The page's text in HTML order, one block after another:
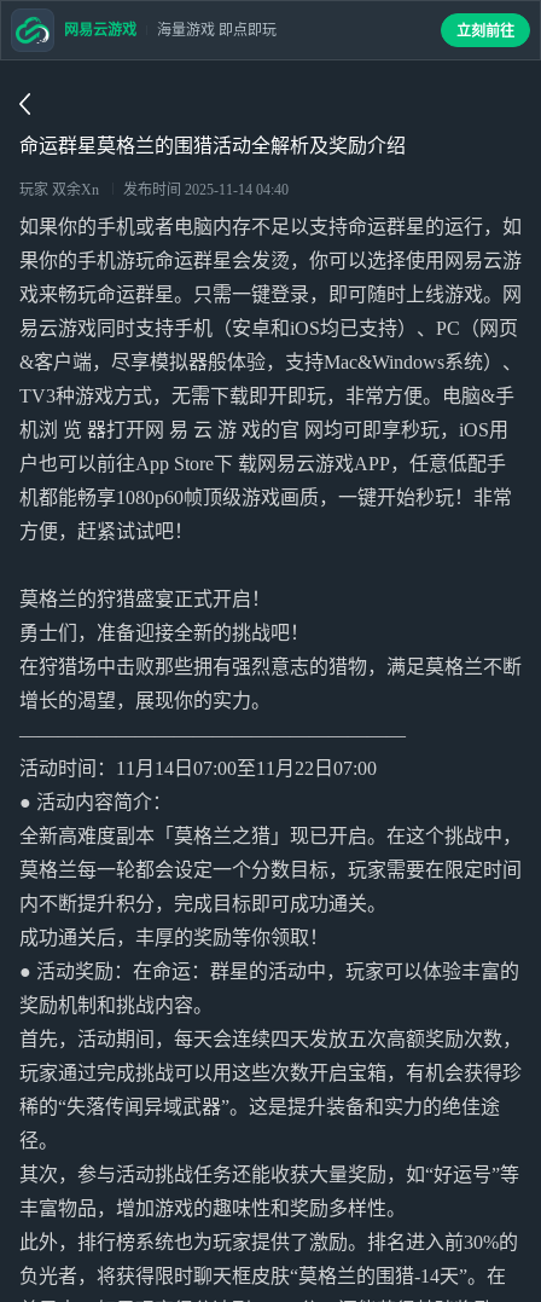
命运群星莫格兰的围猎活动全解析及奖励介绍
玩家 双余Xn 发布时间 2025-11-14 04:40
如果你的手机或者电脑内存不足以支持命运群星的运行，如
果你的手机游玩命运群星会发烫，你可以选择使用网易云游
戏来畅玩命运群星。只需一键登录，即可随时上线游戏。网
易云游戏同时支持手机（安卓和iOS均已支持）、PC（网页
&客户端，尽享模拟器般体验，支持Mac&Windows系统）、
TV3种游戏方式，无需下载即开即玩，非常方便。电脑&手
机浏 览 器打开网 易 云 游 戏的官 网均可即享秒玩，iOS用
户也可以前往App Store下 载网易云游戏APP，任意低配手
机都能畅享1080p60帧顶级游戏画质，一键开始秒玩！非常
方便，赶紧试试吧！
莫格兰的狩猎盛宴正式开启！
勇士们，准备迎接全新的挑战吧！
在狩猎场中击败那些拥有强烈意志的猎物，满足莫格兰不断
增长的渴望，展现你的实力。
————————————————————
活动时间：11月14日07:00至11月22日07:00
● 活动内容简介：
全新高难度副本「莫格兰之猎」现已开启。在这个挑战中，
莫格兰每一轮都会设定一个分数目标，玩家需要在限定时间
内不断提升积分，完成目标即可成功通关。
成功通关后，丰厚的奖励等你领取！
● 活动奖励：在命运：群星的活动中，玩家可以体验丰富的
奖励机制和挑战内容。
首先，活动期间，每天会连续四天发放五次高额奖励次数，
玩家通过完成挑战可以用这些次数开启宝箱，有机会获得珍
稀的“失落传闻异域武器”。这是提升装备和实力的绝佳途
径。
其次，参与活动挑战任务还能收获大量奖励，如“好运号”等
丰富物品，增加游戏的趣味性和奖励多样性。
此外，排行榜系统也为玩家提供了激励。排名进入前30%的
负光者，将获得限时聊天框皮肤“莫格兰的围猎-14天”。在
网易云游戏 海量游戏 即点即玩 立刻前往